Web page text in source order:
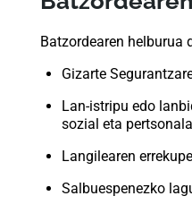
Batzordearen helburua
Gizarte
Lan-istripu edo
sozial eta
Langilearen
Salbuespenezko